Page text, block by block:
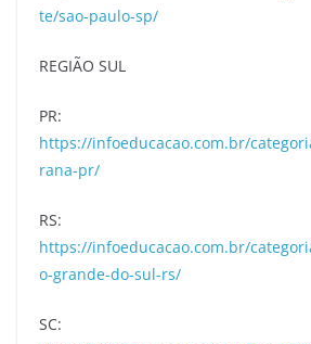
te/sao-paulo-sp/
REGIÃO SUL
PR:
https://infoeducacao.com.br/
rana-pr/
RS:
https://infoeducacao.com.br/
o-grande-do-sul-rs/
SC: